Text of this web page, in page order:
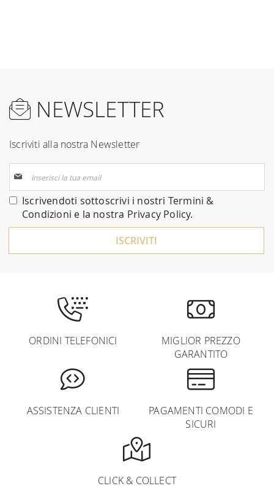
NEWSLETTER
Iscriviti alla nostra Newsletter
alla
nostra
Newsletter:
Iscrivendoti sottoscrivi i nostri Termini &
Condizioni e la nostra Privacy Policy.
ISCRIVITI
ORDINI TELEFONICI
MIGLIOR PREZZO
GARANTITO
ASSISTENZA CLIENTI
PAGAMENTI COMODI E
SICURI
CLICK & COLLECT